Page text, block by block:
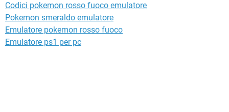
Codici pokemon rosso fuoco emulatore
Pokemon smeraldo emulatore
Emulatore pokemon rosso fuoco
Emulatore ps1 per pc